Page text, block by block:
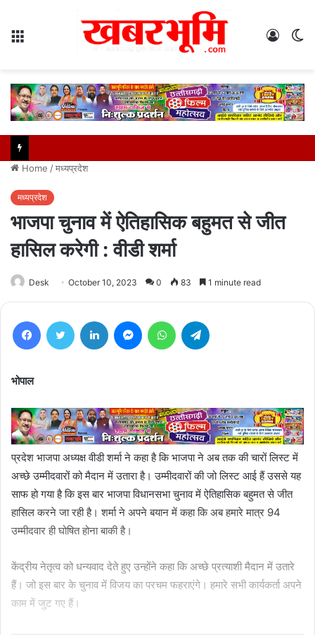
Log
Home /मध्यप्रदेश
मध्यप्रदेश
भाजपा चुनाव में ऐतिहासिक बहुमत से जीत
हासिल करेगी : वीडी शर्मा
Desk October 10, 2023 0 83 1 minute read
FacebookTwitter LinkedIn MessengerWhatsApp
भोपाल
प्रदेश भाजपा अध्यक्ष वीडी शर्मा ने कहा है कि भाजपा ने अब तक की चारों लिस्ट में
अच्छे उम्मीदवारों को मैदान में उतारा है। उम्मीदवारों की जो लिस्ट आई हैं उससे यह
साफ हो गया है कि इस बार भाजपा विधानसभा चुनाव में ऐतिहासिक बहुमत से जीत
हासिल करने जा रही है। शर्मा ने अपने बयान में कहा कि अब हमारे मात्र 94
उम्मीदवार ही घोषित होना बाकी है।
केंद्रीय नेतृत्व को धन्यवाद देते हुए उन्होंने कहा कि अच्छे प्रत्याशी मैदान में उतारे
हैं। जो इस बार के चुनाव में विजय का परचम फहराएंगे। हमारे सभी कार्यकर्ता अपने
काम में जुट गए हैं।